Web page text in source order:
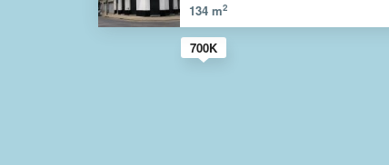
700K
134 m2